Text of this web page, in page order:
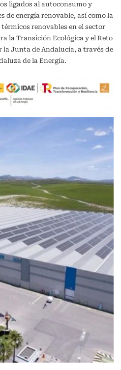
ligados al autoconsumo y
de energía renovable, así como la
renovables en el sector
la Transición Ecológica y el Reto
la Junta de Andalucía, a través de
de la Energía.